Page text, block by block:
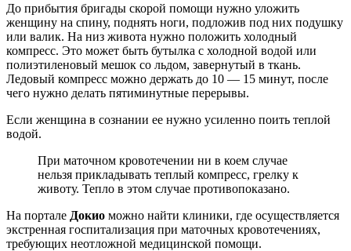
До прибытия бригады скорой помощи нужно уложить
женщину на спину, поднять ноги, подложив под них подушку
или валик. На низ живота нужно положить холодный
компресс. Это может быть бутылка с холодной водой или
полиэтиленовый мешок со льдом, завернутый в ткань.
Ледовый компресс можно держать до 10 — 15 минут, после
чего нужно делать пятиминутные перерывы.
Если женщина в сознании ее нужно усиленно поить теплой
водой.
При маточном кровотечении ни в коем случае
нельзя прикладывать теплый компресс, грелку к
животу. Тепло в этом случае противопоказано.
На портале Докио можно найти клиники, где осуществляется
экстренная госпитализация при маточных кровотечениях,
требующих неотложной медицинской помощи.